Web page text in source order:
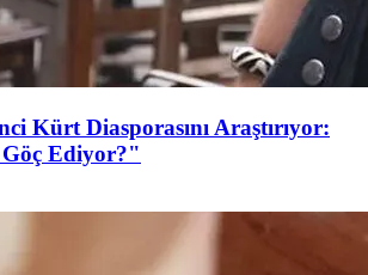
Kürt Diasporasını Araştırıyor:
Ediyor?"